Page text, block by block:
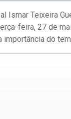
Ismar Teixeira
feira, 27 de
importância do